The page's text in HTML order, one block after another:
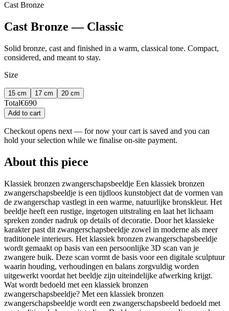
Cast Bronze
Cast Bronze — Classic
Solid bronze, cast and finished in a warm, classical tone. Compact,
considered, and meant to stay.
Size
15 cm 17 cm 20 cm
Total€690
Add to cart
Checkout opens next — for now your cart is saved and you can
hold your selection while we finalise on-site payment.
About this piece
Klassiek bronzen zwangerschapsbeeldje Een klassiek bronzen
zwangerschapsbeeldje is een tijdloos kunstobject dat de vormen van
de zwangerschap vastlegt in een warme, natuurlijke bronskleur. Het
beeldje heeft een rustige, ingetogen uitstraling en laat het lichaam
spreken zonder nadruk op details of decoratie. Door het klassieke
karakter past dit zwangerschapsbeeldje zowel in moderne als meer
traditionele interieurs. Het klassiek bronzen zwangerschapsbeeldje
wordt gemaakt op basis van een persoonlijke 3D scan van je
zwangere buik. Deze scan vormt de basis voor een digitale sculptuur
waarin houding, verhoudingen en balans zorgvuldig worden
uitgewerkt voordat het beeldje zijn uiteindelijke afwerking krijgt.
Wat wordt bedoeld met een klassiek bronzen
zwangerschapsbeeldje? Met een klassiek bronzen
zwangerschapsbeeldje wordt een zwangerschapsbeeld bedoeld met